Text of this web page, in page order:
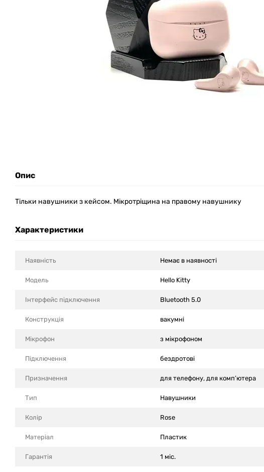
Опис
Тільки навушники з кейсом. Мікротріщина на правому навушнику
Характеристики
Наявність Немає в наявності
Модель Hello Kitty
Інтерфейс підключення Bluetooth 5.0
Конструкція вакумні
Мікрофон з мікрофоном
Підключення бездротові
Призначення для телефону, для комп’ютера
Тип Навушники
Колір Rose
Матеріал Пластик
Гарантія 1 міс.